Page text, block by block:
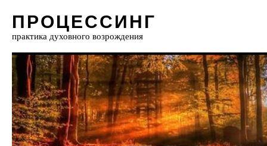
ПРОЦЕССИНГ
практика духовного возрождения